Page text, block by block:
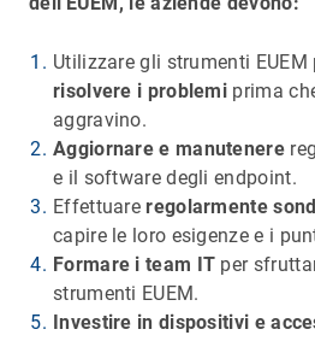
Utilizzare gli strumenti EUEM
risolvere i problemi prima
aggravino.
Aggiornare e manutenere
e il software degli endpoint.
Effettuare regolarmente
capire le loro esigenze e i
Formare i team IT per
strumenti EUEM.
Investire in dispositivi e